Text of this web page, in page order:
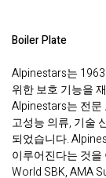
Boiler Plate
Alpinestars는
위한 보호 기능을
Alpinestars는 전문
고성능 의류, 기술
되었습니다.
이루어진다는 것을
World SBK, AMA